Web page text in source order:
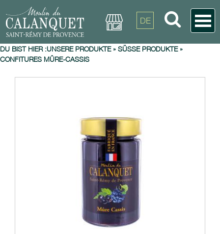
DE
DU BIST HIER :UNSERE PRODUKTE» SÜSSE PRODUKTE »
CONFITURES MÛRE-CASSIS